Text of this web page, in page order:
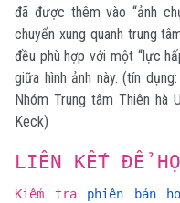
đã được thêm vào “ảnh
chuyển xung quanh trung
đều phù hợp với một “lực
giữa hình ảnh này. (tín
Nhóm Trung tâm Thiên hà
Keck)
LIÊN KẾT ĐỂ
Kiểm tra phiên bản